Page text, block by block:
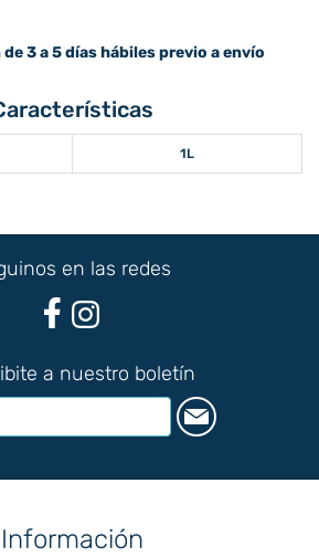
3 a 5 días hábiles previo a envío
1L
en las redes
a nuestro boletín
Información